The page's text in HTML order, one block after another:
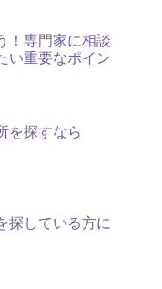
！専門家に相談
い重要なポイン
を探すなら
探している方に